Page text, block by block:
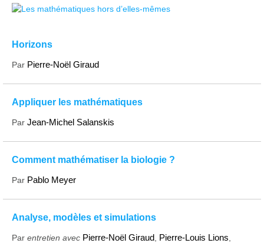
Horizons
Par Pierre-Noël Giraud
Appliquer les mathématiques
Par Jean-Michel Salanskis
Comment mathématiser la biologie ?
Par Pablo Meyer
Analyse, modèles et simulations
Par entretien avec Pierre-Noël Giraud Pierre-Louis Lions